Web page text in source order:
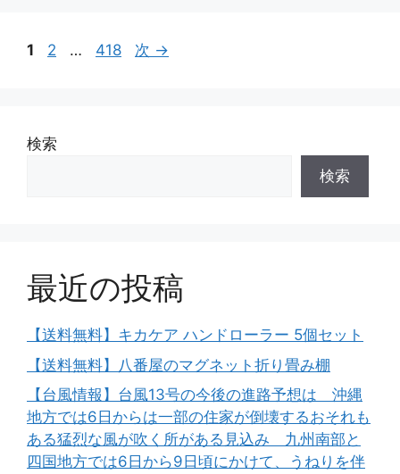
ペ
1
ペ
2 …
ペ
418 次 →
検索
検索
最近の投稿
【送料無料】キカケア ハンドローラー 5個セット
【送料無料】八番屋のマグネット折り畳み棚
【台風情報】台風13号の今後の進路予想は 沖縄
地方では6日からは一部の住家が倒壊するおそれも
ある猛烈な風が吹く所がある見込み 九州南部と
四国地方では6日から9日頃にかけて、うねりを伴